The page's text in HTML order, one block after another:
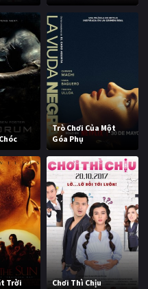
Trò Chơi Của Một
Góa Phụ
Trời Chơi Thì Chịu